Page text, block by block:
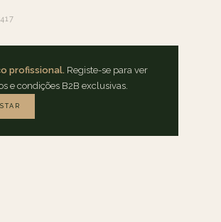
profissional. Registe-se para ver
e condições B2B exclusivas.